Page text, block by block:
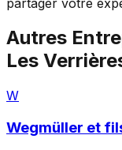
Autres
Les
W
Wegmüller et